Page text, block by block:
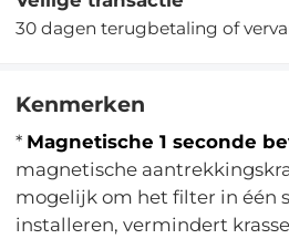
30 dagen terugbetaling of
Kenmerken
* Magnetische 1 seconde
magnetische
mogelijk om het filter in één
installeren, vermindert